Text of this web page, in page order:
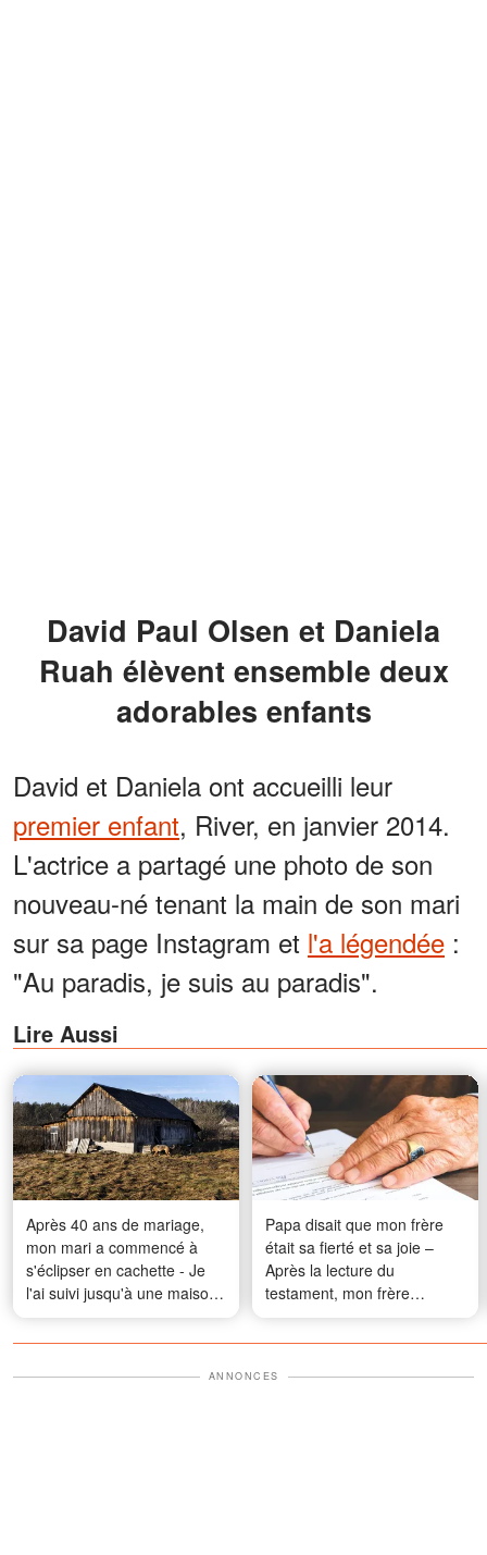
David Paul Olsen et Daniela
Ruah élèvent ensemble deux
adorables enfants
David et Daniela ont accueilli leur
premier enfant, River, en janvier 2014.
L'actrice a partagé une photo de son
nouveau-né tenant la main de son mari
sur sa page Instagram et l'a légendée :
"Au paradis, je suis au paradis".
Lire Aussi
Après 40 ans de mariage,
mon mari a commencé à
s'éclipser en cachette - Je
l'ai suivi jusqu'à une maison
vide où il se rendait
régulièrement, et quand j'ai
j'en ai eu le souffle coupé
Papa disait que mon frère
était sa fierté et sa joie –
Après la lecture du
testament, mon frère
n'arrivait pas à croire ce que
j'ai fait
ANNONCES